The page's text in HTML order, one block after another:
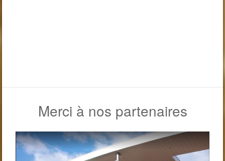
Merci à nos partenaires